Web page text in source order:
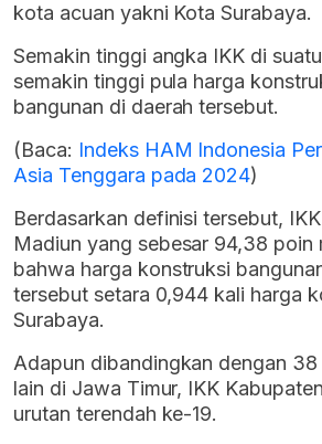
kota acuan yakni Kota Surabaya.
Semakin tinggi angka IKK di
semakin tinggi pula harga
bangunan di daerah tersebut.
(Baca: Indeks HAM Indonesia
Asia Tenggara pada 2024)
Berdasarkan definisi tersebut,
Madiun yang sebesar 94,38 poin
bahwa harga konstruksi
tersebut setara 0,944 kali harga
Surabaya.
Adapun dibandingkan dengan
lain di Jawa Timur, IKK
urutan terendah ke-19.